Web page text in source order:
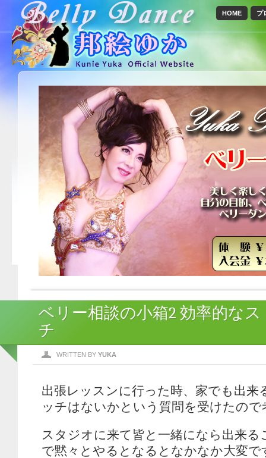
プ
HOME
ベリー相談の小箱2 効率的な
チ
WRITTEN BY YUKA
出張レッスンに行った時、家でも出来
ッチはないかという質問を受けたの
スタジオに来て皆と一緒になら出来る
で黙々とやるとなるとなかなか大変で